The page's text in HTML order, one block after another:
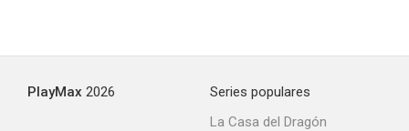
PlayMax 2026
Series populares
La Casa del Dragón